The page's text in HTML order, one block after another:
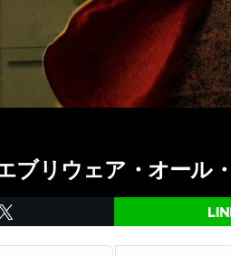
ブリウェア・オール